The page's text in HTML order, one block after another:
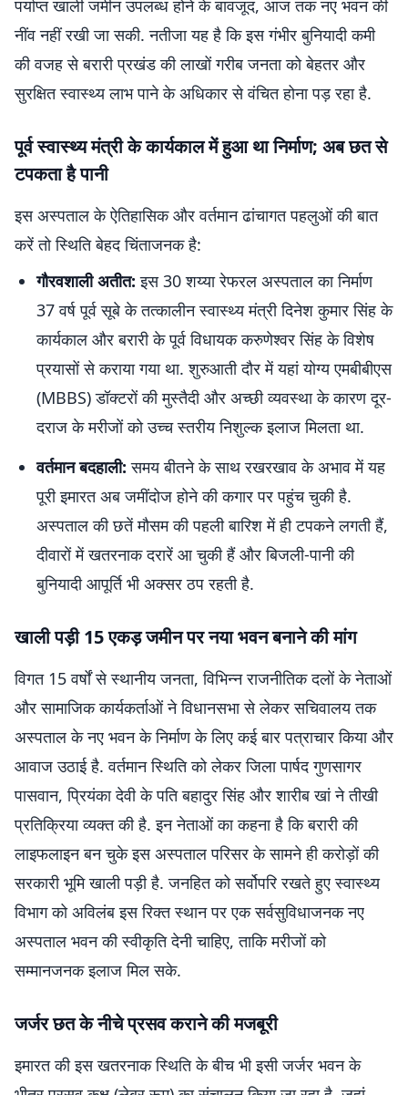
पर्याप्त खाली जमीन उपलब्ध होने के बावजूद, आज तक नए भवन की
नींव नहीं रखी जा सकी. नतीजा यह है कि इस गंभीर बुनियादी कमी
की वजह से बरारी प्रखंड की लाखों गरीब जनता को बेहतर और
सुरक्षित स्वास्थ्य लाभ पाने के अधिकार से वंचित होना पड़ रहा है.
पूर्व स्वास्थ्य मंत्री के कार्यकाल में हुआ था निर्माण; अब छत से
टपकता है पानी
इस अस्पताल के ऐतिहासिक और वर्तमान ढांचागत पहलुओं की बात
करें तो स्थिति बेहद चिंताजनक है:
गौरवशाली अतीत: इस 30 शय्या रेफरल अस्पताल का निर्माण
37 वर्ष पूर्व सूबे के तत्कालीन स्वास्थ्य मंत्री दिनेश कुमार सिंह के
कार्यकाल और बरारी के पूर्व विधायक करुणेश्वर सिंह के विशेष
प्रयासों से कराया गया था. शुरुआती दौर में यहां योग्य एमबीबीएस
(MBBS) डॉक्टरों की मुस्तैदी और अच्छी व्यवस्था के कारण दूर-
दराज के मरीजों को उच्च स्तरीय निशुल्क इलाज मिलता था.
वर्तमान बदहाली: समय बीतने के साथ रखरखाव के अभाव में यह
पूरी इमारत अब जमींदोज होने की कगार पर पहुंच चुकी है.
अस्पताल की छतें मौसम की पहली बारिश में ही टपकने लगती हैं,
दीवारों में खतरनाक दरारें आ चुकी हैं और बिजली-पानी की
बुनियादी आपूर्ति भी अक्सर ठप रहती है.
खाली पड़ी 15 एकड़ जमीन पर नया भवन बनाने की मांग
विगत 15 वर्षों से स्थानीय जनता, विभिन्न राजनीतिक दलों के नेताओं
और सामाजिक कार्यकर्ताओं ने विधानसभा से लेकर सचिवालय तक
अस्पताल के नए भवन के निर्माण के लिए कई बार पत्राचार किया और
आवाज उठाई है. वर्तमान स्थिति को लेकर जिला पार्षद गुणसागर
पासवान, प्रियंका देवी के पति बहादुर सिंह और शारीब खां ने तीखी
प्रतिक्रिया व्यक्त की है. इन नेताओं का कहना है कि बरारी की
लाइफलाइन बन चुके इस अस्पताल परिसर के सामने ही करोड़ों की
सरकारी भूमि खाली पड़ी है. जनहित को सर्वोपरि रखते हुए स्वास्थ्य
विभाग को अविलंब इस रिक्त स्थान पर एक सर्वसुविधाजनक नए
अस्पताल भवन की स्वीकृति देनी चाहिए, ताकि मरीजों को
सम्मानजनक इलाज मिल सके.
जर्जर छत के नीचे प्रसव कराने की मजबूरी
इमारत की इस खतरनाक स्थिति के बीच भी इसी जर्जर भवन के